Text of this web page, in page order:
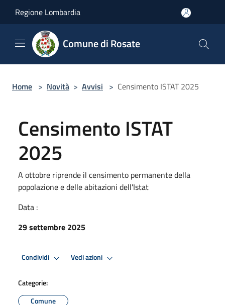
Regione Lombardia
Comune di Rosate
Home > Novità > Avvisi > Censimento ISTAT 2025
Censimento ISTAT
2025
A ottobre riprende il censimento permanente della
popolazione e delle abitazioni dell'Istat
Data :
29 settembre 2025
Condividi Vedi azioni
Categorie:
Comune